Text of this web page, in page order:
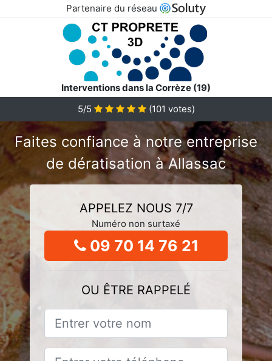
Partenaire du réseau
Interventions dans la Corrèze (19)
5/5
(101 votes)
Faites confiance à notre entreprise
de dératisation à Allassac
APPELEZ NOUS 7/7
Numéro non surtaxé
09 70 14 76 21
OU ÊTRE RAPPELÉ